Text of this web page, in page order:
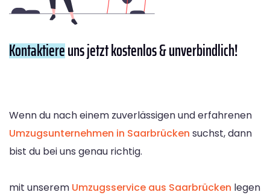
Kontaktiereuns jetzt kostenlos & unverbindlich!
Wenn du nach einem zuverlässigen und erfahrenen
Umzugsunternehmen in Saarbrücken suchst, dann
bist du bei uns genau richtig.
mit unserem Umzugsservice aus Saarbrücken legen